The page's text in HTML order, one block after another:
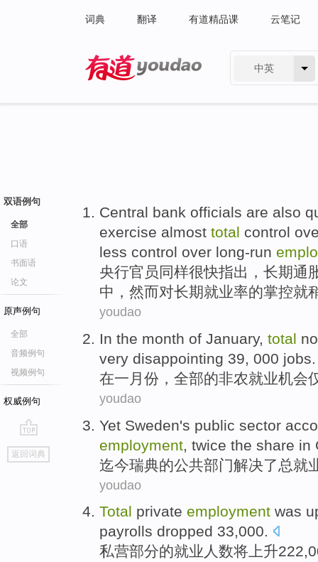
词典 翻译 有道精品课 云笔记
中英
双语例句
全部
口语
书面语
论文
原声例句
全部
音频例句
视频例句
权威例句
go
top
返回词典
Central bank officials are also
exercise almost total control
less control over long-run
央行官员 同样很快指出 ， 长期通
中， 然而对长期就业率的掌控就
youdao
In the month of January, total
very disappointing 39, 000 jobs.
在一月份 ， 全部的非农就业机会
youdao
Yet Sweden's public sector
employment twice the share in
迄今瑞典的公共部门解决了总就
youdao
Total private employment was
payrolls dropped 33,000.
私营部分的就业 人数将 上升